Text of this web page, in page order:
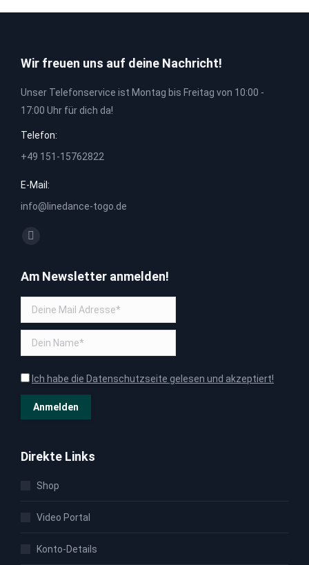
Wir freuen uns auf deine Nachricht!
Unser Telefonservice ist Montag bis Freitag von 10:00 -
17:00 Uhr für dich da!
Telefon:
+49 151-15762822
E-Mail:
info@linedance-togo.de
Finden Sie uns auf:
opens
in
new
window
Am Newsletter anmelden!
Ich habe die Datenschutzseite gelesen und akzeptiert!
Direkte Links
Shop
Video Portal
Konto-Details